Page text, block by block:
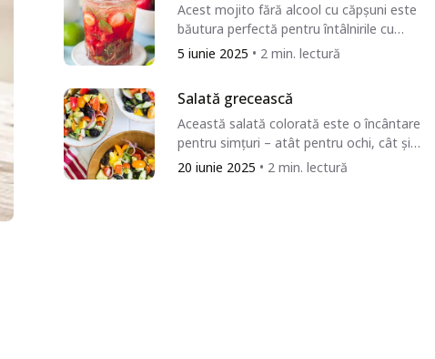
Acest mojito fără alcool cu ​​căpșuni este
băutura perfectă pentru întâlnirile cu
familia și prietenii, precum și pentru orice
5 iunie 2025 • 2 min. lectură
Salată grecească
Această salată colorată este o încântare
pentru simțuri – atât pentru ochi, cât și
pentru papilele gustative. Este frumoasă,
20 iunie 2025 • 2 min. lectură